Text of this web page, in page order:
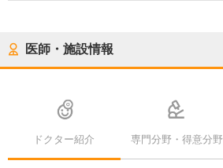
医師・施設情報
ドクター紹介 専門分野・得意分野